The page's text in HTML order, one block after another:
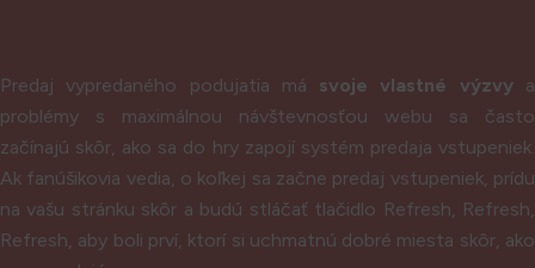
Predaj vypredaného podujatia má svoje vlastné výzvya
problémy s maximálnou návštevnosťou webu sa často
začínajú skôr, ako sa do hry zapojí systém predaja vstupeniek.
Ak fanúšikovia vedia, o koľkej sa začne predaj vstupeniek, prídu
na vašu stránku skôr a budú stláčať tlačidlo Refresh, Refresh,
Refresh, aby boli prví, ktorí si uchmatnú dobré miesta skôr, ako